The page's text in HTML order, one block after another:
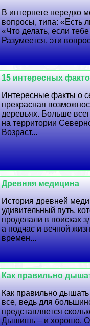
В интернете нередко
вопросы, типа: «Есть
«Что делать, если
Разумеется, эти
15 интересных
Интересные факты о
прекрасная
деревьях. Больше
на территории
Возраст...
Древняя медицина
История древней
удивительный путь,
проделали в поисках
а подчас и вечной
времен...
Как правильно
Как правильно
все, ведь для
представляется
Дышишь – и хорошо.